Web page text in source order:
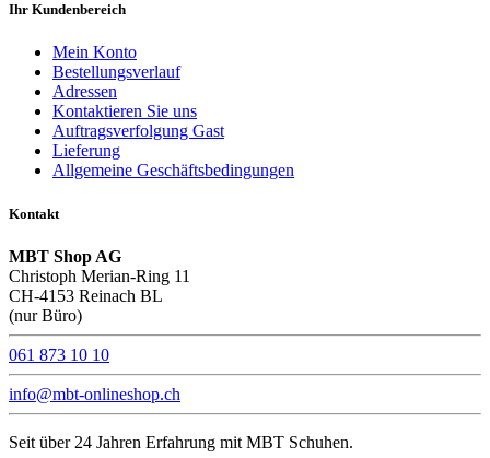
Ihr Kundenbereich
Mein Konto
Bestellungsverlauf
Adressen
Kontaktieren Sie uns
Auftragsverfolgung Gast
Lieferung
Allgemeine Geschäftsbedingungen
Kontakt
MBT Shop AG
Christoph Merian-Ring 11
CH-4153 Reinach BL
(nur Büro)
061 873 10 10
info@mbt-onlineshop.ch
Seit über 24 Jahren Erfahrung mit MBT Schuhen.